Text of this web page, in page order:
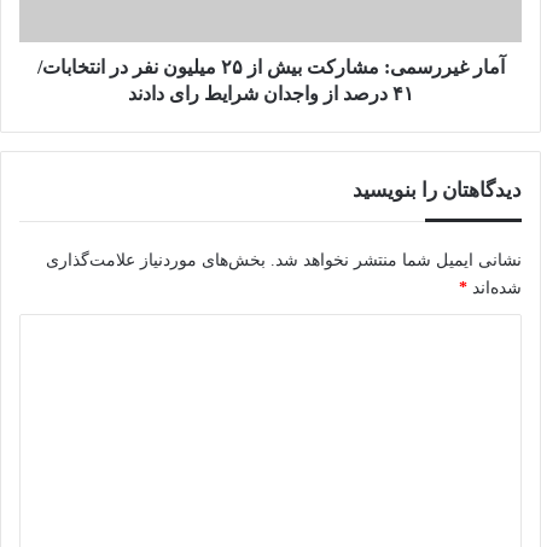
در
انتخابات/
شرایط
رای
آمار غیررسمی: مشارکت بیش از ۲۵ میلیون نفر در انتخابات/
۴۱ درصد از واجدان شرایط رای دادند
دیدگاهتان را بنویسید
نشانی ایمیل شما منتشر نخواهد شد. بخش‌های موردنیاز علامت‌گذاری
شده‌اند *